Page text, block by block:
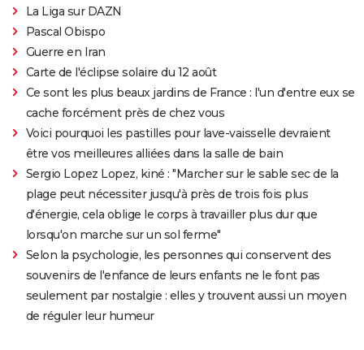
La Liga sur DAZN
Pascal Obispo
Guerre en Iran
Carte de l'éclipse solaire du 12 août
Ce sont les plus beaux jardins de France : l'un d'entre eux se
cache forcément près de chez vous
Voici pourquoi les pastilles pour lave-vaisselle devraient
être vos meilleures alliées dans la salle de bain
Sergio Lopez Lopez, kiné : "Marcher sur le sable sec de la
plage peut nécessiter jusqu'à près de trois fois plus
d'énergie, cela oblige le corps à travailler plus dur que
lorsqu'on marche sur un sol ferme"
Selon la psychologie, les personnes qui conservent des
souvenirs de l'enfance de leurs enfants ne le font pas
seulement par nostalgie : elles y trouvent aussi un moyen
de réguler leur humeur